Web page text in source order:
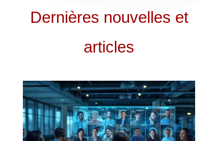
Dernières nouvelles et
articles